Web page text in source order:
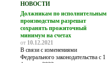
НОВОСТИ
Должникам по исполнительным
производствам разрешат
сохранять прожиточный
минимум на счетах
от 10.12.2021
В связи c изменениями
Федерального законодательства с 1